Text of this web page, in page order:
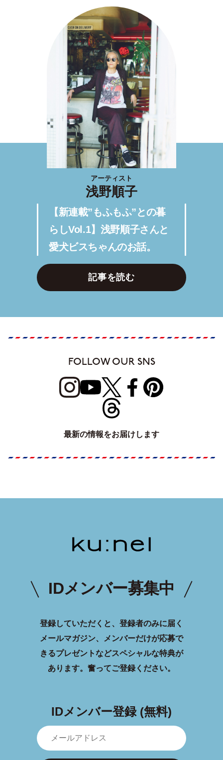
アーティスト
浅野順子
【新連載”もふもふ”との暮
らしVol.1】浅野順子さんと
愛犬ビスちゃんのお話。
記事を読む
FOLLOW OUR SNS
最新の情報をお届けします
IDメンバー募集中
登録していただくと、登録者のみに届く
メールマガジン、メンバーだけが応募で
きるプレゼントなどスペシャルな特典が
あります。 奮ってご登録ください。
IDメンバー登録 (無料)